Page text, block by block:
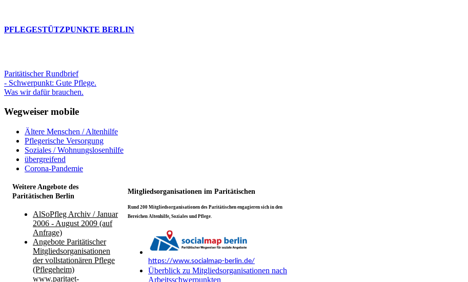
PFLEGESTÜTZPUNKTE BERLIN
Paritätischer Rundbrief
- Schwerpunkt: Gute Pflege.
Was wir dafür brauchen.
Wegweiser mobile
Ältere Menschen / Altenhilfe
Pflegerische Versorgung
Soziales / Wohnungslosenhilfe
übergreifend
Corona-Pandemie
Weitere Angebote des
Paritätischen Berlin
Mitgliedsorganisationen im Paritätischen
AlSoPfleg Archiv / Januar
2006 - August 2009 (auf
Anfrage)
Angebote Paritätischer
Mitgliedsorganisationen
der vollstationären Pflege
(Pflegeheim)
www.paritaet-
Rund 200 Mitgliedsorganisationen des Paritätischen engagieren sich in den
Bereichen Altenhilfe, Soziales und Pflege.
https://www.socialmap-berlin.de/
Überblick zu Mitgliedsorganisationen nach
Arbeitsschwerpunkten